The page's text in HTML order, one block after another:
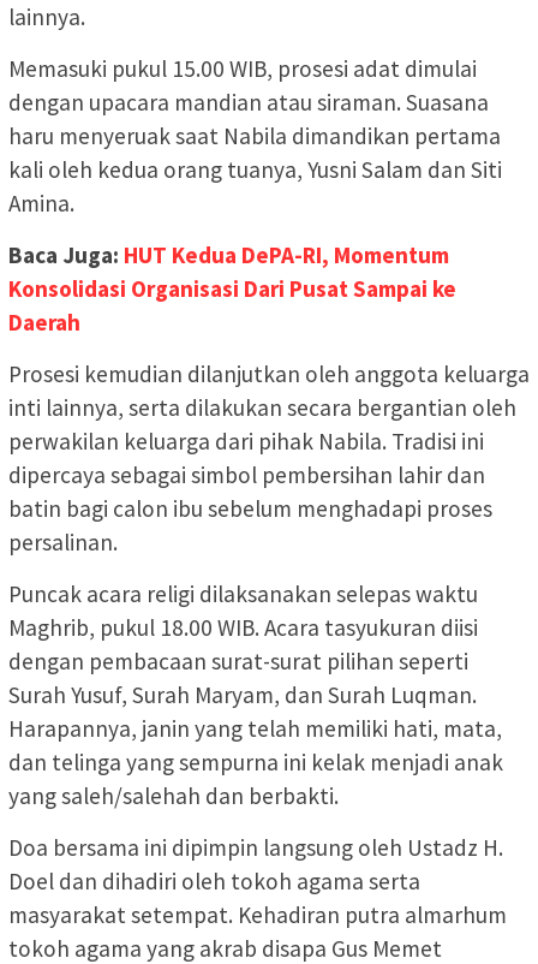
lainnya.
Memasuki pukul 15.00 WIB, prosesi adat dimulai
dengan upacara mandian atau siraman. Suasana
haru menyeruak saat Nabila dimandikan pertama
kali oleh kedua orang tuanya, Yusni Salam dan Siti
Amina.
Baca Juga: HUT Kedua DePA-RI, Momentum
Konsolidasi Organisasi Dari Pusat Sampai ke
Daerah
Prosesi kemudian dilanjutkan oleh anggota keluarga
inti lainnya, serta dilakukan secara bergantian oleh
perwakilan keluarga dari pihak Nabila. Tradisi ini
dipercaya sebagai simbol pembersihan lahir dan
batin bagi calon ibu sebelum menghadapi proses
persalinan.
Puncak acara religi dilaksanakan selepas waktu
Maghrib, pukul 18.00 WIB. Acara tasyukuran diisi
dengan pembacaan surat-surat pilihan seperti
Surah Yusuf, Surah Maryam, dan Surah Luqman.
Harapannya, janin yang telah memiliki hati, mata,
dan telinga yang sempurna ini kelak menjadi anak
yang saleh/salehah dan berbakti.
Doa bersama ini dipimpin langsung oleh Ustadz H.
Doel dan dihadiri oleh tokoh agama serta
masyarakat setempat. Kehadiran putra almarhum
tokoh agama yang akrab disapa Gus Memet